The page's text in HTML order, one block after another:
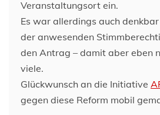
Veranstaltungsort ein.
Es war allerdings auch
der anwesenden
den Antrag – damit aber eben
viele.
Glückwunsch an die Initiative
gegen diese Reform mobil